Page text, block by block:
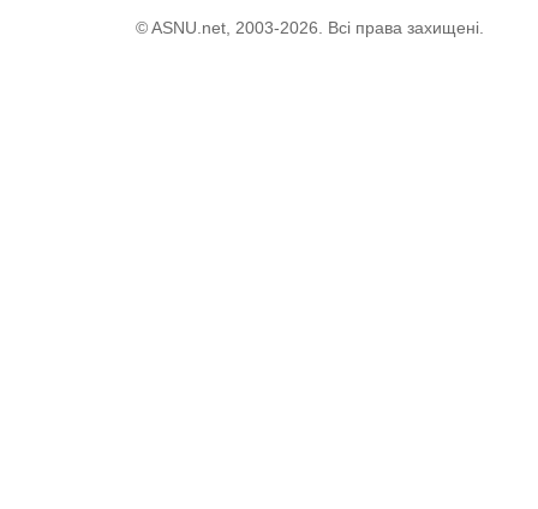
© ASNU.net, 2003-2026. Всі права захищені.